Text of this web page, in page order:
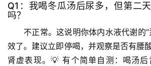
驿
站
辟
谣
Q1：我喝冬瓜汤后尿多，但第二
吗？
不正常。这说明你体内水液代谢的
效了。建议立即停喝，并观察是否有腰
肾虚表现。💡 有个简单自测：喝汤后